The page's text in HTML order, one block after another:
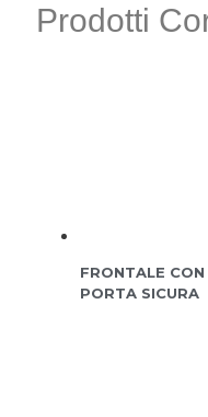
Prodotti
FRONTALE CON
PORTA SICURA